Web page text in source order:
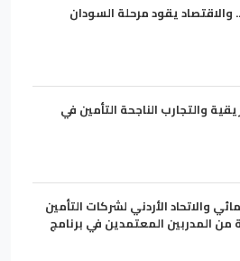
والاقتصاد يقود مرحلة السودان
والتجارب الناجحة التأمين في
والاتحاد الأردني لشركات التأمين
من المدربين المعتمدين في برنامج